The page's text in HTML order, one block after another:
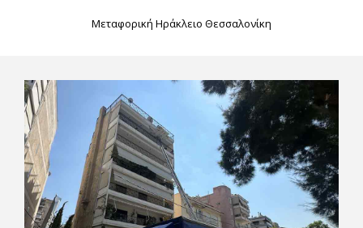
Μεταφορική Ηράκλειο Θεσσαλονίκη